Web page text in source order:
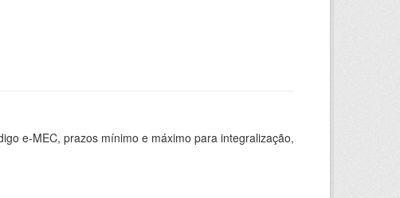
e-MEC, prazos mínimo e máximo para integralização,